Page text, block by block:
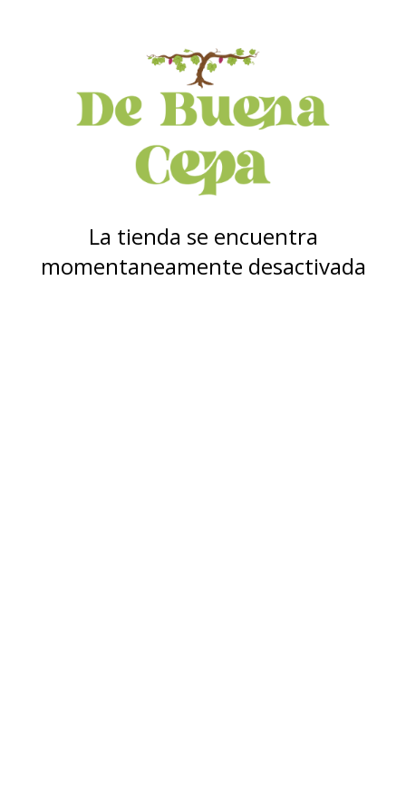
La tienda se encuentra
momentaneamente desactivada